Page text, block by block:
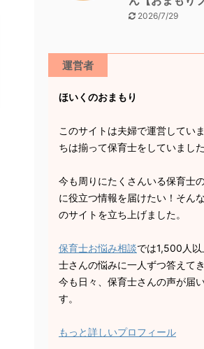
2026/7/29
運営者
ほいくのおまもり
このサイトは夫婦で運営してい
ちは揃って保育士をしていました
今も周りにたくさんいる保育士
に役立つ情報を届けたい！そん
のサイトを立ち上げました。
保育士お悩み相談では1,500人
士さんの悩みに一人ずつ答えてき
今も日々、保育士さんの声が届
す。
もっと詳しいプロフィール